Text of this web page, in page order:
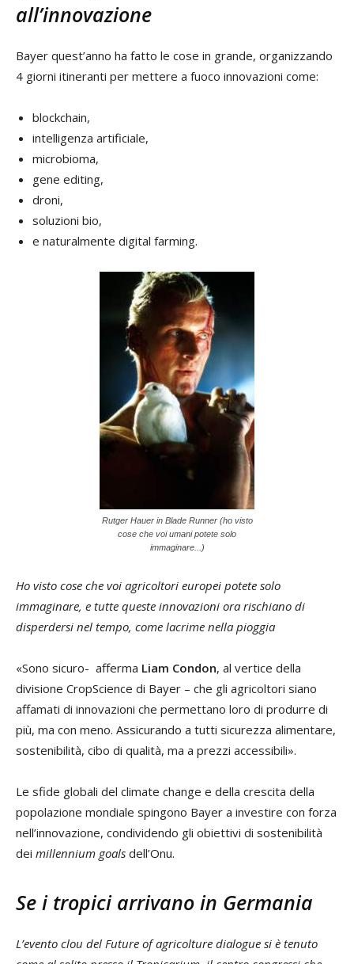
all’innovazione
Bayer quest’anno ha fatto le cose in grande, organizzando
4 giorni itineranti per mettere a fuoco innovazioni come:
blockchain,
intelligenza artificiale,
microbioma,
gene editing,
droni,
soluzioni bio,
e naturalmente digital farming.
Rutger Hauer in Blade Runner (ho visto
cose che voi umani potete solo
immaginare...)
Ho visto cose che voi agricoltori europei potete solo
immaginare, e tutte queste innovazioni ora rischiano di
disperdersi nel tempo, come lacrime nella pioggia
«Sono sicuro- afferma Liam Condon, al vertice della
divisione CropScience di Bayer – che gli agricoltori siano
affamati di innovazioni che permettano loro di produrre di
più, ma con meno. Assicurando a tutti sicurezza alimentare,
sostenibilità, cibo di qualità, ma a prezzi accessibili».
Le sfide globali del climate change e della crescita della
popolazione mondiale spingono Bayer a investire con forza
nell’innovazione, condividendo gli obiettivi di sostenibilità
dei millennium goals dell’Onu.
Se i tropici arrivano in Germania
L’evento clou del Future of agricolture dialogue si è tenuto